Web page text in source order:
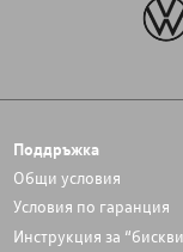
Поддръжка
Общи условия
Условия по гаранция
Инструкция за